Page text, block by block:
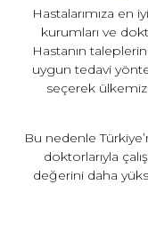
Hastalarımıza en
kurumları ve
Hastanın
uygun tedavi
seçerek
Bu nedenle
doktorlarıyla
değerini daha